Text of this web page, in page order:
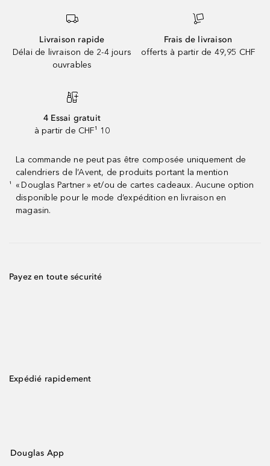
Livraison rapide
Délai de livraison de 2-4 jours
ouvrables
Frais de livraison
offerts à partir de 49,95 CHF
4 Essai gratuit
à partir de CHF¹ 10
¹
La commande ne peut pas être composée uniquement de
calendriers de l’Avent, de produits portant la mention
« Douglas Partner » et/ou de cartes cadeaux. Aucune option
disponible pour le mode d’expédition en livraison en
magasin.
Payez en toute sécurité
Expédié rapidement
Douglas App